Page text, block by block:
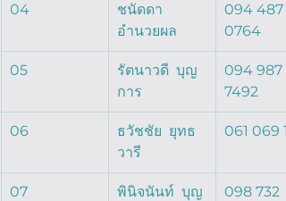
04
ชนัดดา
อำนวยผล
094 487
0764
05
รัตนาวดี  บุญ
การ
094 987
7492
06
ธวัชชัย  ยุทธ
วารี
061 069
07
พินิจนันท์  บุญ
098 732